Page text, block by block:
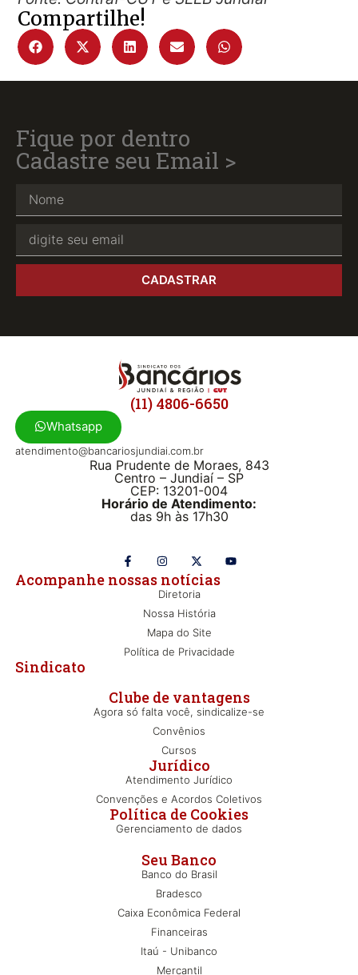
Compartilhe!
Fique por dentro
Cadastre seu Email >
CADASTRAR
Seu Banco
Banco do Brasil
Bradesco
Caixa Econômica Federal
Financeiras
Itaú - Unibanco
Mercantil
Clube de vantagens
Agora só falta você, sindicalize-se
Convênios
Cursos
Jurídico
Atendimento Jurídico
Convenções e Acordos Coletivos
Política de Cookies
Gerenciamento de dados
Sindicato
Diretoria
Nossa História
Mapa do Site
Política de Privacidade
Acompanhe nossas notícias
(11) 4806-6650
Whatsapp
atendimento@bancariosjundiai.com.br
Rua Prudente de Moraes, 843
Centro – Jundiaí – SP
CEP: 13201-004
Horário de Atendimento:
das 9h às 17h30